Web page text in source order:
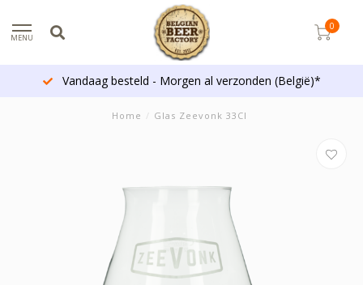
MENU
0
Vandaag besteld - Morgen al verzonden (België)*
Home / Glas Zeevonk 33Cl